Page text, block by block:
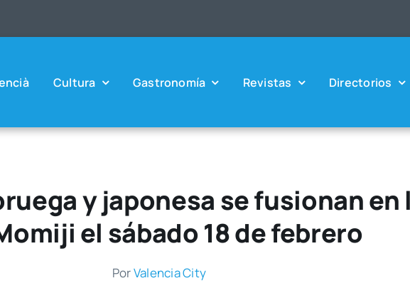
Cul­tu­ra Gas­tro­no­mía Revis­tas Direc­to­rios
y japonesa se fusionan en
el sábado 18 de febrero
PorValen­cia City